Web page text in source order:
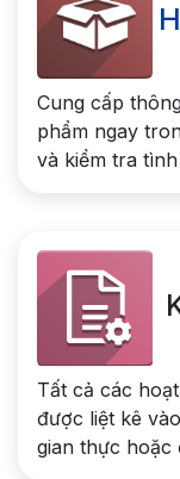
Cung cấp
phẩm ngay
và kiểm tra
Tất cả các
được liệt kê
gian thực hoặc